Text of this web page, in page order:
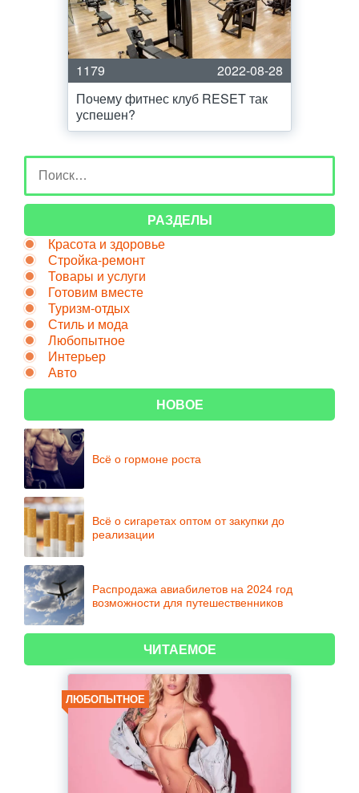
1179
2022-08-28
Почему фитнес клуб RESET так
успешен?
РАЗДЕЛЫ
Красота и здоровье
Стройка-ремонт
Товары и услуги
Готовим вместе
Туризм-отдых
Стиль и мода
Любопытное
Интерьер
Авто
НОВОЕ
Всё о гормоне роста
Всё о сигаретах оптом от закупки до
реализации
Распродажа авиабилетов на 2024 год
возможности для путешественников
ЧИТАЕМОЕ
ЛЮБОПЫТНОЕ